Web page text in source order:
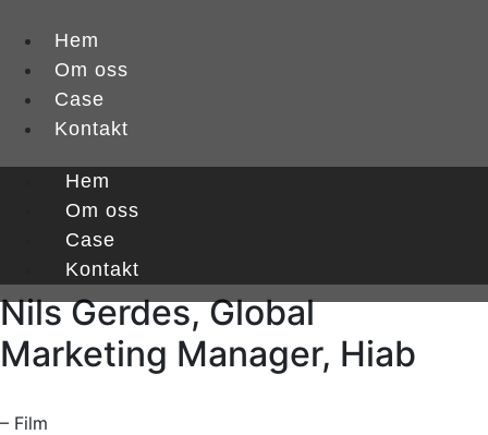
Hem
Om oss
Case
Kontakt
Hem
Om oss
Case
Kontakt
Vi är oerhört nöjda med Ohana Stockholms kreativitet och
lyhördhet, de har hjälpt oss på Hiab att skapa minnesvärd
och effektiv kommunikation genom både film och mässor
Nils Gerdes, Global
Marketing Manager, Hiab
– Film